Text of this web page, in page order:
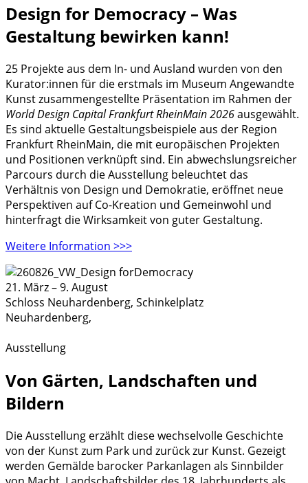
Design for Democracy – Was
Gestaltung bewirken kann!
25 Projekte aus dem In- und Ausland wurden von den
Kurator:innen für die erstmals im Museum Angewandte
Kunst zusammengestellte Präsentation im Rahmen der
World Design Capital Frankfurt RheinMain 2026ausgewählt.
Es sind aktuelle Gestaltungsbeispiele aus der Region
Frankfurt RheinMain, die mit europäischen Projekten
und Positionen verknüpft sind. Ein abwechslungsreicher
Parcours durch die Ausstellung beleuchtet das
Verhältnis von Design und Demokratie, eröffnet neue
Perspektiven auf Co-Kreation und Gemeinwohl und
hinterfragt die Wirksamkeit von guter Gestaltung.
Weitere Information >>>
21. März–9. August
Schloss Neuhardenberg, Schinkelplatz
Neuhardenberg,
Ausstellung
Von Gärten, Landschaften und
Bildern
Die Ausstellung erzählt diese wechselvolle Geschichte
von der Kunst zum Park und zurück zur Kunst. Gezeigt
werden Gemälde barocker Parkanlagen als Sinnbilder